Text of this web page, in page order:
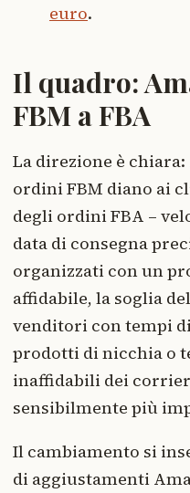
euro.
Il quadro:
FBM a FBA
La direzione è
ordini FBM diano ai
degli ordini FBA –
data di consegna
organizzati con un
affidabile, la soglia
venditori con tempi
prodotti di nicchia o
inaffidabili dei
sensibilmente più
Il cambiamento si
di aggiustamenti